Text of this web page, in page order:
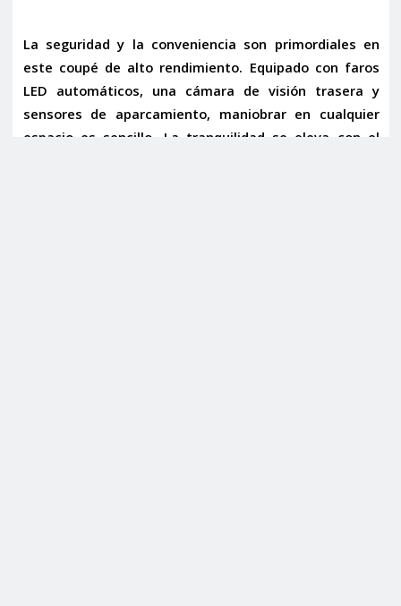
La seguridad y la conveniencia son primordiales en
este coupé de alto rendimiento. Equipado con faros
LED automáticos, una cámara de visión trasera y
sensores de aparcamiento, maniobrar en cualquier
espacio es sencillo. La tranquilidad se eleva con el